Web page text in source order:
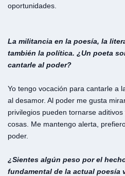
oportunidades.
La militancia en la poesía, la
también la política. ¿Un poeta
cantarle al poder?
Yo tengo vocación para cantarle a
al desamor. Al poder me gusta
privilegios pueden tornarse
cosas. Me mantengo alerta,
poder.
¿Sientes algún peso por el
fundamental de la actual poesía